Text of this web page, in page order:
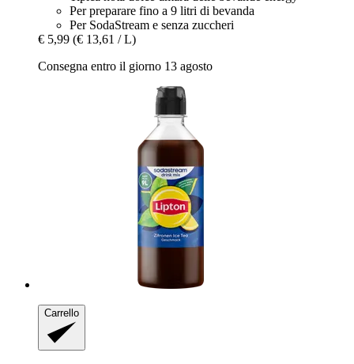
Per preparare fino a 9 litri di bevanda
Per SodaStream e senza zuccheri
€ 5,99 (€ 13,61 / L)
Consegna entro il giorno 13 agosto
Carrello